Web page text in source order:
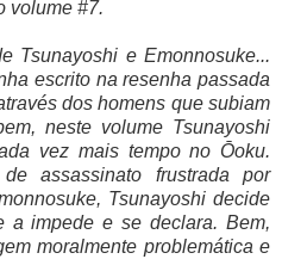
volume #7.
Tsunayoshi e Emonnosuke...
escrito na resenha passada
dos homens que subiam
neste volume Tsunayoshi
vez mais tempo no Ōoku.
assassinato frustrada por
Tsunayoshi decide
a impede e se declara. Bem,
moralmente problemática e